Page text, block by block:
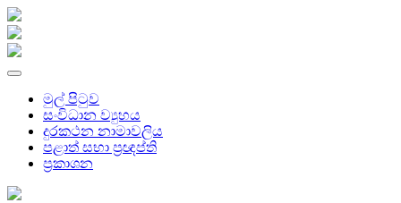
මුල් පිටුව
සංවිධාන ව්‍යුහය
දුරකථන නාමාවලිය
පළාත් සභා ප්‍රඥප්ති
ප්‍රකාශන